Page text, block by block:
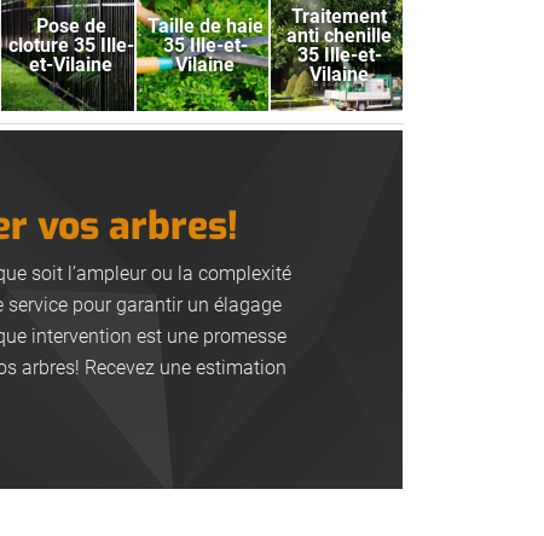
Pose de
cloture 35 Ille-
et-Vilaine
Taille de haie
35 Ille-et-
Vilaine
Traitement
anti chenille
35 Ille-et-
Vilaine
vos arbres!
soit l’ampleur ou la complexité
pour garantir un élagage
intervention est une promesse
arbres! Recevez une estimation